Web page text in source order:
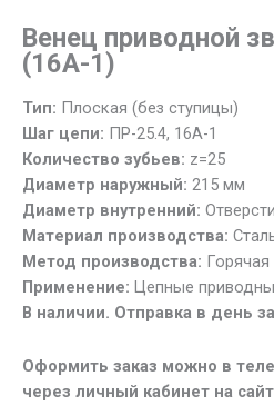
цепная
z=25;
/
Венец
звезды
25
зубов,
шаг
25.4
(16А-1)
Венец приводной
(16А-1)
Тип: Плоская (без ступицы)
Шаг цепи: ПР-25.4, 16А-1
Количество зубьев: z=25
Диаметр наружный: 215 мм
Диаметр внутренний:
Материал производства:
Метод производства: Горячая
Применение: Цепные
В наличии. Отправка в день
Оформить заказ можно в
через личный кабинет на